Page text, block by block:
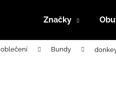
Značky
oblečení Bundy